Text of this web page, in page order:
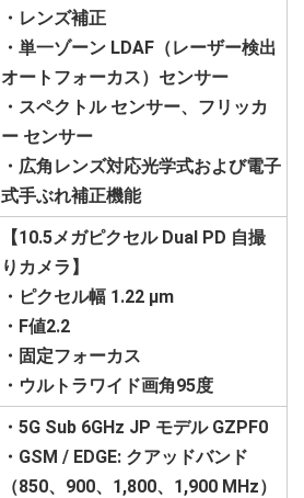
・レンズ補正
・単一ゾーン LDAF（レーザー検出
オートフォーカス）センサー
・スペクトル センサー、フリッカ
ー センサー
・広角レンズ対応光学式および電子
式手ぶれ補正機能
【10.5メガピクセル Dual PD 自撮
りカメラ】
・ピクセル幅 1.22 μm
・F値2.2
・固定フォーカス
・ウルトラワイド画角95度
・5G Sub 6GHz JP モデル GZPF0
・GSM / EDGE: クアッドバンド
（850、900、1,800、1,900 MHz）